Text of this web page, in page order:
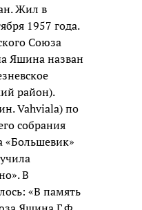
Жил в
1957 года.
Союза
Яшина назван
район).
Vahviala) по
собрания
«Большевик»
В
«В память